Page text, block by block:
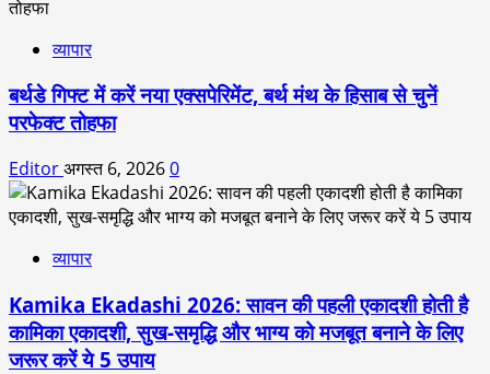
व्यापार
बर्थडे गिफ्ट में करें नया एक्सपेरिमेंट, बर्थ मंथ के हिसाब से चुनें
परफेक्ट तोहफा
Editorअगस्त 6, 20260
व्यापार
Kamika Ekadashi 2026: सावन की पहली एकादशी होती है
कामिका एकादशी, सुख-समृद्धि और भाग्य को मजबूत बनाने के लिए
जरूर करें ये 5 उपाय